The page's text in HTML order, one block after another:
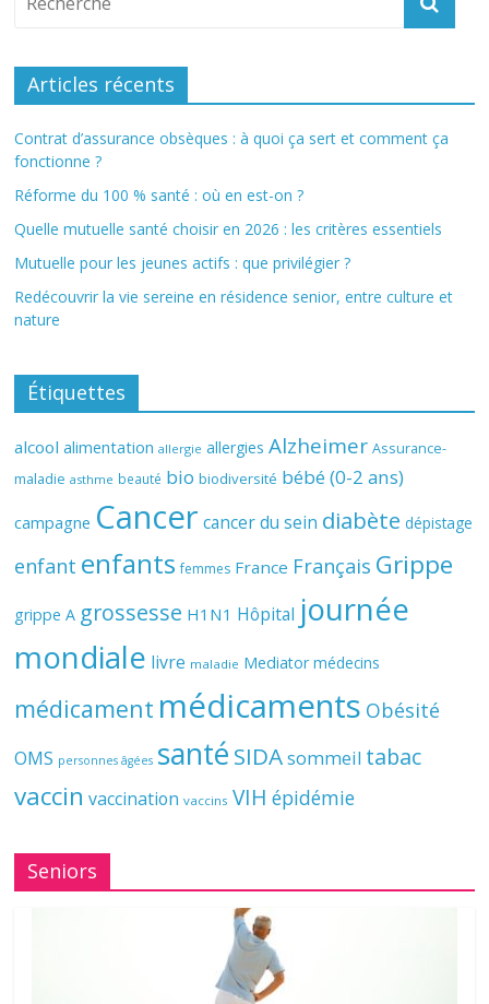
Articles récents
Contrat d’assurance obsèques : à quoi ça sert et comment ça
fonctionne ?
Réforme du 100 % santé : où en est-on ?
Quelle mutuelle santé choisir en 2026 : les critères essentiels
Mutuelle pour les jeunes actifs : que privilégier ?
Redécouvrir la vie sereine en résidence senior, entre culture et
nature
Étiquettes
alcool alimentation allergie allergies Alzheimer Assurance-
maladie asthme beauté bio biodiversité bébé (0-2 ans)
campagne Cancer cancer du sein diabète dépistage
enfant enfants femmes France Français Grippe
grippe A grossesse H1N1 Hôpital journée
mondiale livre maladie Mediator médecins
médicament médicaments Obésité
OMS personnes âgées santé SIDAsommeil tabac
vaccin vaccination vaccins VIH épidémie
Seniors